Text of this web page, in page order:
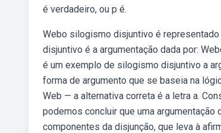
é verdadeiro, ou p é.
Webo silogismo disjuntivo é
disjuntivo é a argumentação dada por:
é um exemplo de silogismo disjuntivo a
forma de argumento que se baseia na
Web — a alternativa correta é a letra a.
podemos concluir que uma
componentes da disjunção, que leva à